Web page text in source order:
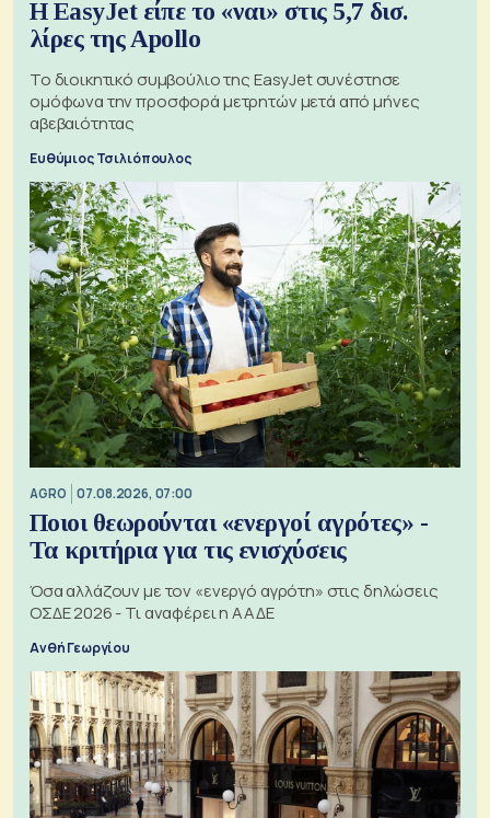
Η EasyJet είπε το «ναι» στις 5,7 δισ.
λίρες της Apollo
Το διοικητικό συμβούλιο της EasyJet συνέστησε
ομόφωνα την προσφορά μετρητών μετά από μήνες
αβεβαιότητας
Ευθύμιος Τσιλιόπουλος
AGRO 07.08.2026, 07:00
Ποιοι θεωρούνται «ενεργοί αγρότες» -
Τα κριτήρια για τις ενισχύσεις
Όσα αλλάζουν με τον «ενεργό αγρότη» στις δηλώσεις
ΟΣΔΕ 2026 - Τι αναφέρει η ΑΑΔΕ
Ανθή Γεωργίου